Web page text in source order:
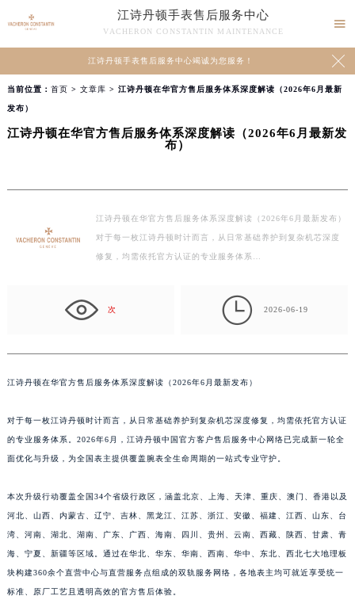
江诗丹顿手表售后服务中心
VACHERON CONSTANTIN MAINTENANCE

江诗丹顿手表售后服务中心竭诚为您服务！ 
当前位置： 首页 > 文章库 > 江诗丹顿在华官方售后服务体系深度解读（2026年6月最新
发布）
江诗丹顿在华官方售后服务体系深度解读（2026年6月最新发
布）
江诗丹顿在华官方售后服务体系深度解读（2026年6月最新发布）
对于每一枚江诗丹顿时计而言，从日常基础养护到复杂机芯深度
修复，均需依托官方认证的专业服务体系…
次  2026-06-19
江诗丹顿在华官方售后服务体系深度解读（2026年6月最新发布）
对于每一枚江诗丹顿时计而言，从日常基础养护到复杂机芯深度修复，均需依托官方认证
的专业服务体系。2026年6月，江诗丹顿中国官方客户售后服务中心网络已完成新一轮全
面优化与升级，为全国表主提供覆盖腕表全生命周期的一站式专业守护。
本次升级行动覆盖全国34个省级行政区，涵盖北京、上海、天津、重庆、澳门、香港以及
河北、山西、内蒙古、辽宁、吉林、黑龙江、江苏、浙江、安徽、福建、江西、山东、台
湾、河南、湖北、湖南、广东、广西、海南、四川、贵州、云南、西藏、陕西、甘肃、青
海、宁夏、新疆等区域。通过在华北、华东、华南、西南、华中、东北、西北七大地理板
块构建360余个直营中心与直营服务点组成的双轨服务网络，各地表主均可就近享受统一
标准、原厂工艺且透明高效的官方售后体验。